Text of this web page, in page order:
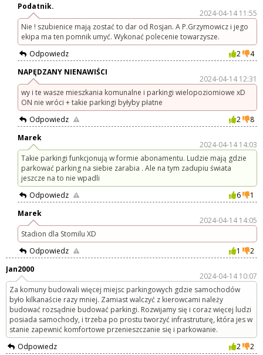
Podatnik.
2024-04-14 11:55
Nie ! szubienice mają zostać to dar od Rosjan. A P.Grzymowicz i jego
ekipa ma ten pomnik umyć. Wykonać polecenie towarzysze.
Odpowiedz
2
4
NAPĘDZANY NIENAWIŚCI
2024-04-14 12:31
wy i te wasze mieszkania komunalne i parkingi wielopoziomiowe xD
ON nie wróci + takie parkingi byłyby płatne
Odpowiedz
2
8
Marek
2024-04-14 14:03
Takie parkingi funkcjonują w formie abonamentu. Ludzie mają gdzie
parkować parking na siebie zarabia . Ale na tym zadupiu świata
jeszcze na to nie wpadli
Odpowiedz
6
1
Marek
2024-04-14 14:05
Stadion dla Stomilu XD
Odpowiedz
1
2
Jan2000
2024-04-14 10:07
Za komuny budowali więcej miejsc parkingowych gdzie samochodów
było kilkanaście razy mniej. Zamiast walczyć z kierowcami należy
budować rozsądnie budować parkingi. Rozwijamy się i coraz więcej ludzi
posiada samochody, i trzeba po prostu tworzyć infrastruturę, która jes w
stanie zapewnić komfortowe przenieszczanie się i parkowanie.
Odpowiedz
2
2